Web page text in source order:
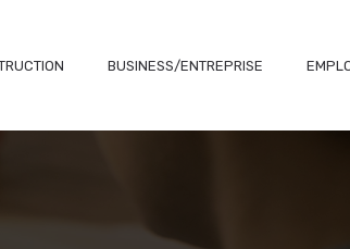
BUSINESS/ENTREPRISE